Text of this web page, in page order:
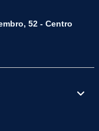
52 - Centro